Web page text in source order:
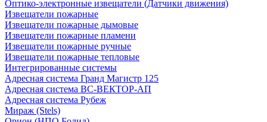
Оптико-электронные извещатели (Датчики движения)
Извещатели пожарные
Извещатели пожарные дымовые
Извещатели пожарные пламени
Извещатели пожарные ручные
Извещатели пожарные тепловые
Интегрированные системы
Адресная система Гранд Магистр 125
Адресная система ВС-ВЕКТОР-АП
Адресная система Рубеж
Мираж (Stels)